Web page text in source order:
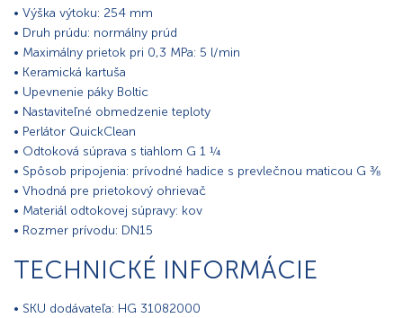
• Výška výtoku: 254 mm
• Druh prúdu: normálny prúd
• Maximálny prietok pri 0,3 MPa: 5 l/min
• Keramická kartuša
• Upevnenie páky Boltic
• Nastaviteľné obmedzenie teploty
• Perlátor QuickClean
• Odtoková súprava s tiahlom G 1 ¼
• Spôsob pripojenia: prívodné hadice s prevlečnou maticou G ⅜
• Vhodná pre prietokový ohrievač
• Materiál odtokovej súpravy: kov
• Rozmer prívodu: DN15
TECHNICKÉ INFORMÁCIE
• SKU dodávateľa: HG 31082000